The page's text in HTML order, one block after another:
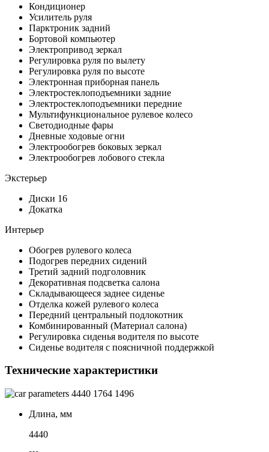
Кондиционер
Усилитель руля
Парктроник задний
Бортовой компьютер
Электропривод зеркал
Регулировка руля по вылету
Регулировка руля по высоте
Электронная приборная панель
Электростеклоподъемники задние
Электростеклоподъемники передние
Мультифункциональное рулевое колесо
Светодиодные фары
Дневные ходовые огни
Электрообогрев боковых зеркал
Электрообогрев лобового стекла
Экстерьер
Диски 16
Докатка
Интерьер
Обогрев рулевого колеса
Подогрев передних сидений
Третий задний подголовник
Декоративная подсветка салона
Складывающееся заднее сиденье
Отделка кожей рулевого колеса
Передний центральный подлокотник
Комбинированный (Материал салона)
Регулировка сиденья водителя по высоте
Сиденье водителя с поясничной поддержкой
Технические характеристики
4440 1764 1496
Длина, мм
4440